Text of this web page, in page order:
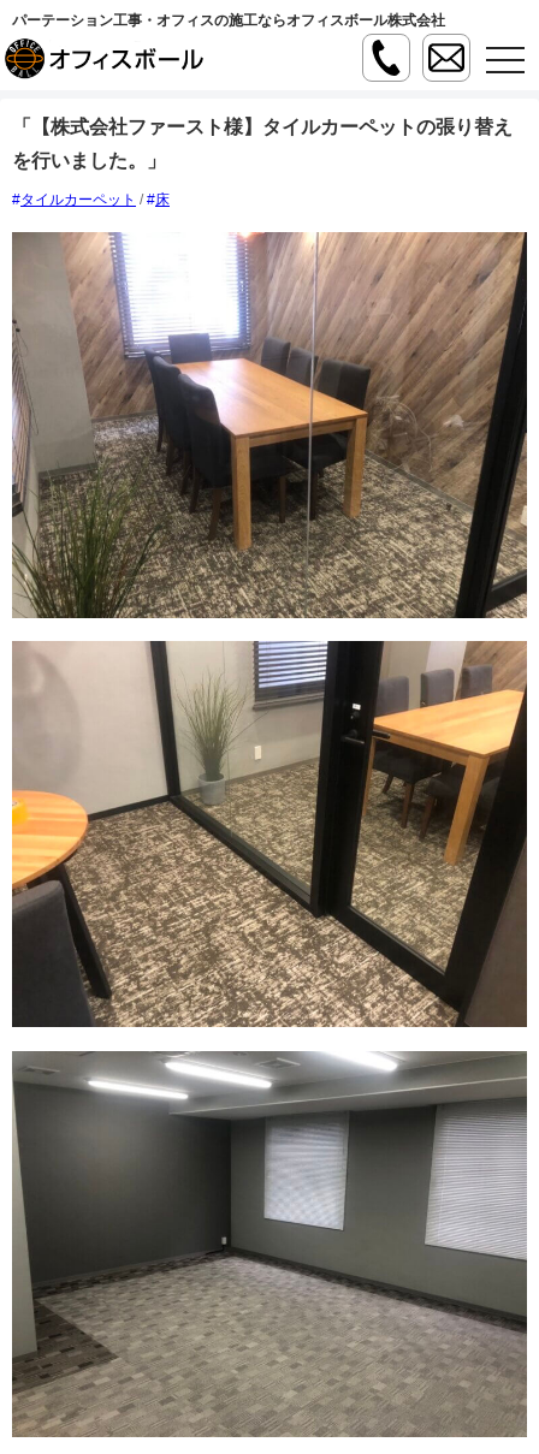
パーテーション工事・オフィスの施工ならオフィスボール株式会社
t
o
l
g
a
t
i
o
n
「【株式会社ファースト様】タイルカーペットの張り替え
を行いました。」
タイルカーペット / 床